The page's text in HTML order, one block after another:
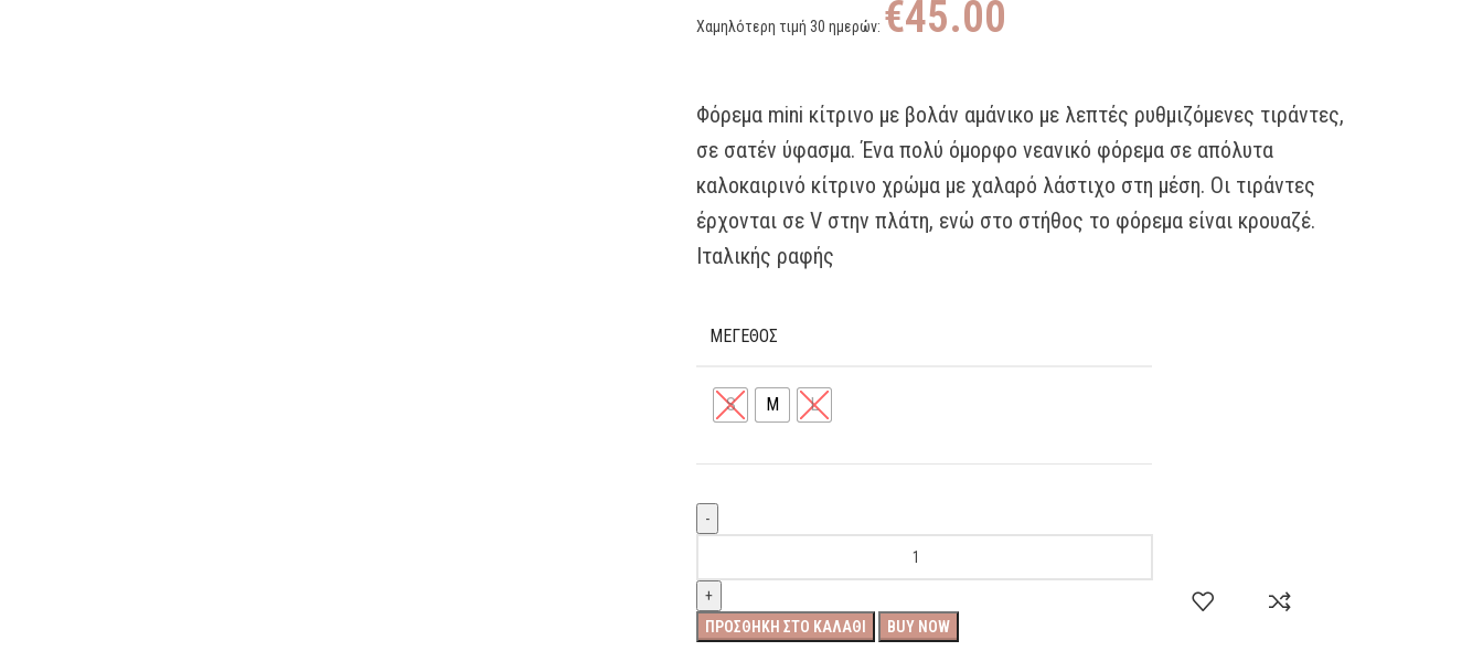
Χαμηλότερη τιμή 30 ημερών: €45.00
Φόρεμα mini κίτρινο με βολάν αμάνικο με λεπτές ρυθμιζόμενες τιράντες,
σε σατέν ύφασμα. Ένα πολύ όμορφο νεανικό φόρεμα σε απόλυτα
καλοκαιρινό κίτρινο χρώμα με χαλαρό λάστιχο στη μέση. Οι τιράντες
έρχονται σε V στην πλάτη, ενώ στο στήθος το φόρεμα είναι κρουαζέ.
Ιταλικής ραφής
ΜΕΓΕΘΟΣ
S M L
ΠΡΟΣΘΉΚΗ ΣΤΟ ΚΑΛΆΘΙ BUY NOW